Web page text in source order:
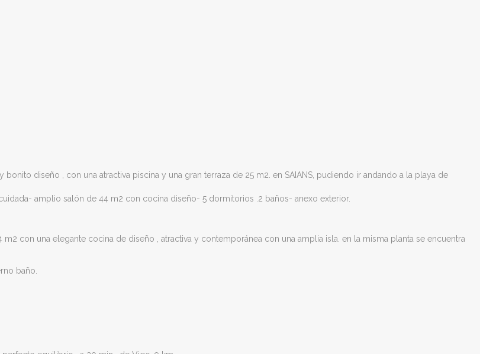
diseño , con una atractiva piscina y una gran terraza de 25 m2. en SAIANS, pudiendo ir andando a la playa de
amplio salón de 44 m2 con cocina diseño- 5 dormitorios .2 baños- anexo exterior.
con una elegante cocina de diseño , atractiva y contemporánea con una amplia isla. en la misma planta se encuentra
baño.